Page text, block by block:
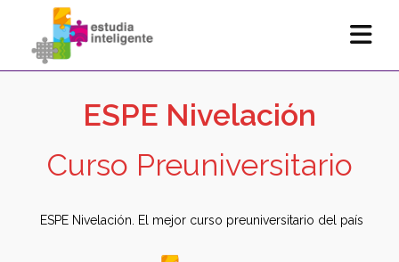
ESPE Nivelación
Curso Preuniversitario
ESPE Nivelación. El mejor curso preuniversitario del país